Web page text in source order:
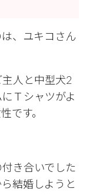
、ユキコさん
人と中型犬2
Ｔシャツがよ
です。
き合いでした
結婚しようと